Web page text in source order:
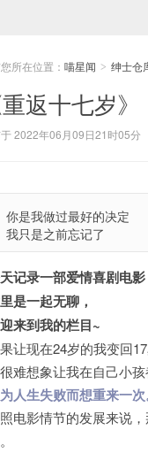
所在位置： 喵星闻 > 绅士仓
重返十七岁
2022年06月09日21时05分
你是我做过最好的决定
我只是之前忘记了
记录一部爱情喜剧电影
是一起无聊，
来到我的栏目~
让现在24岁的我变回
难想象让我在自己小
人生失败而想重来一
电影情节的发展来说